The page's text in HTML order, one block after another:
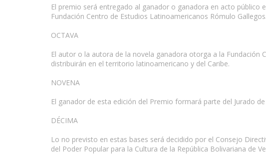
El premio será entregado al ganador o ganadora en acto
Fundación Centro de Estudios Latinoamericanos Rómulo Gallegos.
OCTAVA
El autor o la autora de la novela ganadora otorga a la
distribuirán en el territorio latinoamericano y del Caribe.
NOVENA
El ganador de esta edición del Premio formará parte del Jurado
DÉCIMA
Lo no previsto en estas bases será decidido por el Consejo
del Poder Popular para la Cultura de la República Bolivariana de